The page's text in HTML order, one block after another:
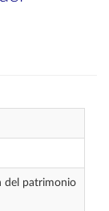
del patrimonio